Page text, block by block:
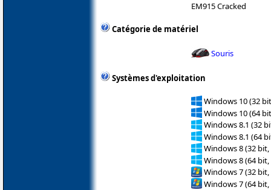
EM915 Cracked
Catégorie de matériel
Souris
Systèmes d'exploitation
Windows 10 (32
Windows 10 (64
Windows 8.1 (32
Windows 8.1 (64
Windows 8 (32 bit,
Windows 8 (64 bit,
Windows 7 (32 bit,
Windows 7 (64 bit,